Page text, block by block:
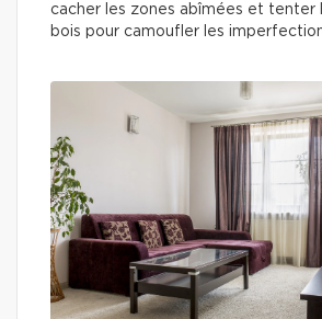
cacher les zones abîmées et tenter
bois pour camoufler les